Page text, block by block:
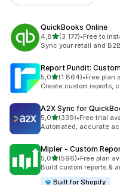
QuickBooks Online
4,8z 5 hvězd
(3 177)
Celkový počet recenzí:
•Free to
Sync your retail and
Report Pundit:
5,0z 5 hvězd
(1 864)
Celkový počet recenzí:
•Free plan
Create custom reports,
A2X Sync for
5,0z 5 hvězd
(339)
Celkový počet recenzí:
•Free trial
Automated, accurate
Mipler ‑ Custom
5,0z 5 hvězd
(596)
Celkový počet recenzí:
•Free plan
Build custom reports &
Built for Shopify